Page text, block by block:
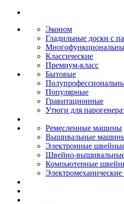
Эконом
Гладильные доски с
Классические
Премиум-класс
Бытовые
Популярные
Гравитационные
Утюги для
Ремесленные машины
Вышивальные
Электронные
Швейно-
Компьютерные